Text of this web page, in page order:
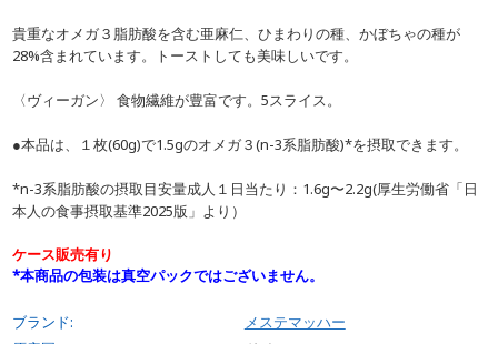
貴重なオメガ３脂肪酸を含む亜麻仁、ひまわりの種、かぼちゃの種が
28%含まれています。トーストしても美味しいです。
〈ヴィーガン〉 食物繊維が豊富です。5スライス。
●本品は、１枚(60g)で1.5gのオメガ３(n-3系脂肪酸)*を摂取できます。
*n-3系脂肪酸の摂取目安量成人１日当たり：1.6g〜2.2g(厚生労働省「日
本人の食事摂取基準2025版」より）
ケース販売有り
*本商品の包装は真空パックではございません。
ブランド:
メステマッハー